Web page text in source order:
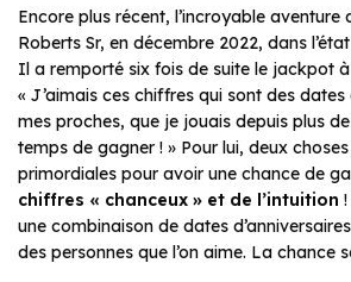
Encore plus récent, l’incroyable aventure
Roberts Sr, en décembre 2022, dans
Il a remporté six fois de suite le jackpot
« J’aimais ces chiffres qui sont des dates
mes proches, que je jouais depuis plus
temps de gagner ! » Pour lui, deux
primordiales pour avoir une chance de
chiffres « chanceux » et de l’intuition
une combinaison de dates
des personnes que l’on aime. La chance